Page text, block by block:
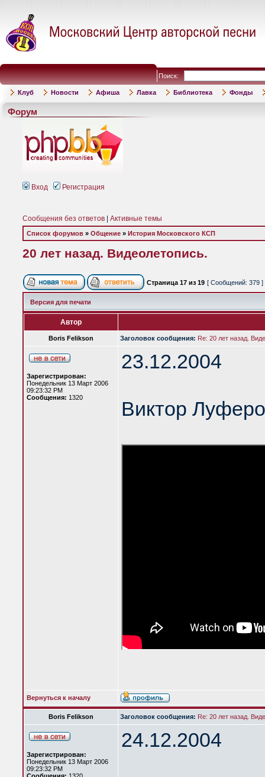
Поиск:
Клуб Новости Афиша Лавка Библиотека Фонды
Форум
Вход Регистрация
Сообщения без ответов Активные темы
Список форумов » Общение » История Московского КСП
20 лет назад. Видеолетопись.
Страница 17 из 19 [ Сообщений: 379 ]
Версия для печати
Автор
Boris Felikson Заголовок сообщения: Re: 20 лет назад.
Зарегистрирован:
Понедельник 13 Март 2006
09:23:32 PM
Сообщения: 1320
23.12.2004
Виктор
Вернуться к началу
Boris Felikson Заголовок сообщения: Re: 20 лет назад.
Зарегистрирован:
Понедельник 13 Март 2006
09:23:32 PM
24.12.2004